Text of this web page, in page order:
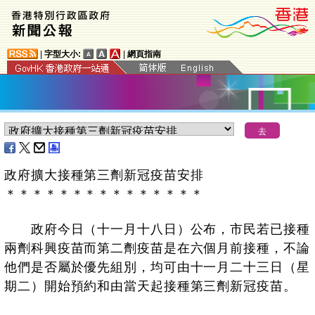
字型大小: 網頁指南
政府擴大接種第三劑新冠疫苗安排
＊ ＊ ＊ ＊ ＊ ＊ ＊ ＊ ＊ ＊ ＊ ＊ ＊ ＊ ＊
政府今日（十一月十八日）公布，市民若已接種
兩劑科興疫苗而第二劑疫苗是在六個月前接種，不論
他們是否屬於優先組別，均可由十一月二十三日（星
期二）開始預約和由當天起接種第三劑新冠疫苗。